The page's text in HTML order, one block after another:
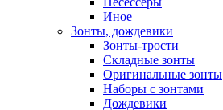
Иное
Зонты, дождевики
Зонты-трости
Складные зонты
Оригинальные зонты
Наборы с зонтами
Дождевики